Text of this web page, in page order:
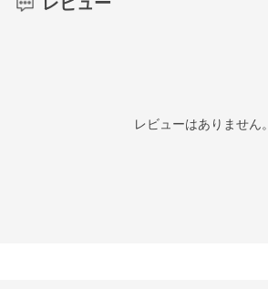
レビューはありません。